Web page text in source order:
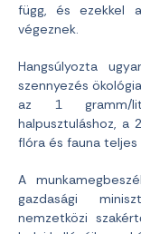
függ, és ezekkel
végeznek.
Hangsúlyozta
szennyezés
az 1 gramm/
halpusztuláshoz,
flóra és fauna teljes
A
gazdasági
nemzetközi